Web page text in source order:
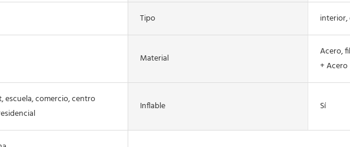
Tipo
Material
Acero,
+ Acero
escuela, comercio, centro
Inflable Sí